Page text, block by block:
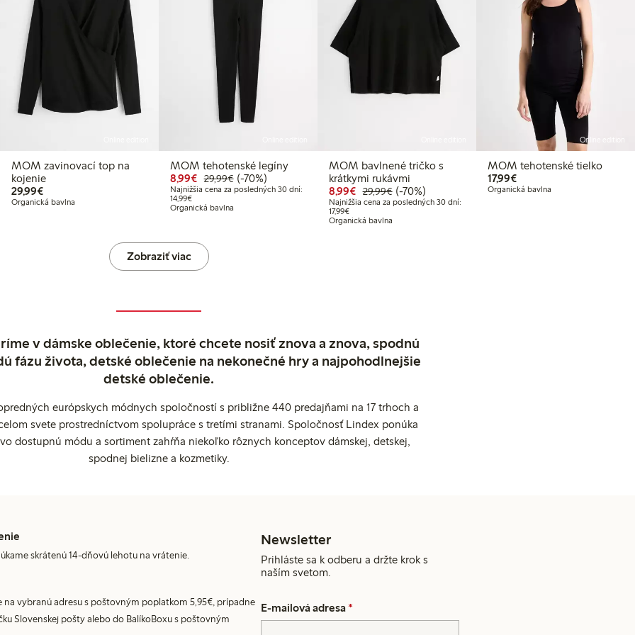
€
€
19,99 €
MOM zavinovací top na
kojenie
29,99€29,99 €
Organická bavlna
MOM tehotenské legíny
8,99€ Zvýhodnená cena: 8,99 €
29,99€Bežná cena: 29,99 €
70% zľava
(-70%)
Najnižšia cena za posledných 30 dní:
14,99€Najnižšia cena za posledných 30 dní: 14,99 €
Organická bavlna
MOM bavlnené tričko s
krátkymi rukávmi
8,99€ Zvýhodnená cena: 8,99 €
29,99€Bežná cena: 29,99 €
70% zľava
(-70%)
Najnižšia cena za posledných 30 dní:
17,99€Najnižšia cena za posledných 30 dní: 17,99 €
Organická bavlna
Online edition
MOM tehotenské tielko
17,99€17,99 €
Organická bavlna
Zobraziť viac
v dámske oblečenie, ktoré chcete nosiť znova a znova, spodnú
fázu života, detské oblečenie na nekonečné hry a najpohodlnejšie
detské oblečenie.
európskych módnych spoločností s približne 440 predajňami na 17 trhoch a
svete prostredníctvom spolupráce s tretími stranami. Spoločnosť Lindex ponúka
dostupnú módu a sortiment zahŕňa niekoľko rôznych konceptov dámskej, detskej,
spodnej bielizne a kozmetiky.
skrátenú 14-dňovú lehotu na vrátenie.
na vybranú adresu s poštovným poplatkom 5,95€, prípadne
Slovenskej pošty alebo do BalíkoBoxu s poštovným
Newsletter
Prihláste sa k odberu a držte krok s
naším svetom.
E-mailová adresa *